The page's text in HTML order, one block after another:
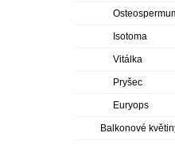
PLEKTRANT
OSTRUHATKA
VĚJÍŘOVKA
TAŘICE
NETÝKAVKA
POPENEC
ECHINACEA
Isotoma
Vitálka
Pryšec
Euryops
Balkonové